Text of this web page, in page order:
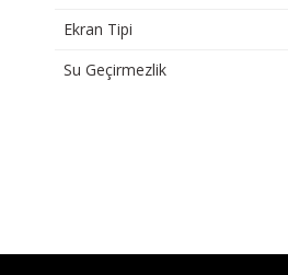
Ekran Tipi
Su Geçirmezlik